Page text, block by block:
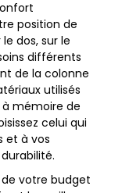
position de
dos, sur le
différents
de la colonne
utilisés
mémoire de
celui qui
et à vos
votre budget